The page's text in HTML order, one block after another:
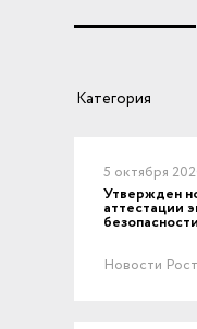
5 октября
Утвержден
аттестации
безопасности
Новости